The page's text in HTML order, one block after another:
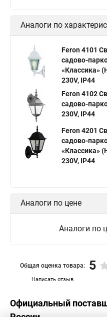
Аналоги по
Feron 4101
садово-
«Классика»
230V, IP44
Feron 4102
садово-
230V, IP44
Feron 4201
садово-
«Классика»
230V, IP44
Аналоги по цене
Аналоги по
Написать отзыв
Общая оценка товара: 5
Официальный